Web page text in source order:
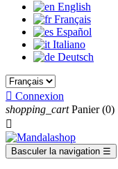
English
Français
Español
Italiano
Deutsch
 Connexion
shopping_cart Panier (0)

Basculer la navigation ☰